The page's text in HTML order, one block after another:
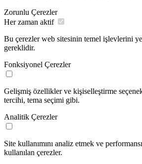
Zorunlu Çerezler
Her zaman aktif
Bu çerezler web sitesinin temel işlevlerini
gereklidir.
Fonksiyonel Çerezler
Gelişmiş özellikler ve kişiselleştirme
tercihi, tema seçimi gibi.
Analitik Çerezler
Site kullanımını analiz etmek ve
kullanılan çerezler.